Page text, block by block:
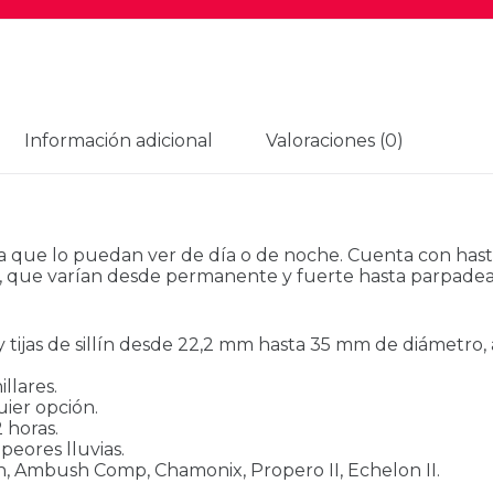
Información adicional Valoraciones (0)
que lo puedan ver de día o de noche. Cuenta con
varían desde permanente y fuerte hasta
de sillín desde 22,2 mm hasta 35 mm de diámetro,
opción.
lluvias.
Ambush Comp, Chamonix, Propero II, Echelon II.